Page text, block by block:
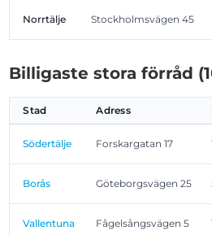
Norrtälje Stockholmsvägen 45
Billigaste stora förråd
Stad Adress
Södertälje Forskargatan 17
Borås Göteborgsvägen 25
Vallentuna Fågelsångsvägen 5